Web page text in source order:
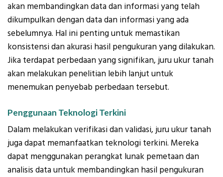
akan membandingkan data dan informasi yang telah
dikumpulkan dengan data dan informasi yang ada
sebelumnya. Hal ini penting untuk memastikan
konsistensi dan akurasi hasil pengukuran yang dilakukan.
Jika terdapat perbedaan yang signifikan, juru ukur tanah
akan melakukan penelitian lebih lanjut untuk
menemukan penyebab perbedaan tersebut.
Penggunaan Teknologi Terkini
Dalam melakukan verifikasi dan validasi, juru ukur tanah
juga dapat memanfaatkan teknologi terkini. Mereka
dapat menggunakan perangkat lunak pemetaan dan
analisis data untuk membandingkan hasil pengukuran